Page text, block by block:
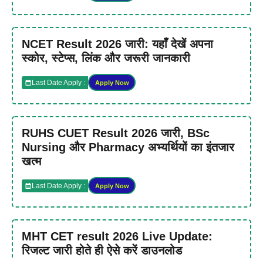
NCET Result 2026 जारी: यहाँ देखें अपना
स्कोर, स्टेप्स, लिंक और जरूरी जानकारी
Last Date Apply : Apply Now
RUHS CUET Result 2026 जारी, BSc
Nursing और Pharmacy अभ्यर्थियों का इंतजार
खत्म
Last Date Apply : Apply Now
MHT CET result 2026 Live Update:
रिजल्ट जारी होते ही ऐसे करें डाउनलोड